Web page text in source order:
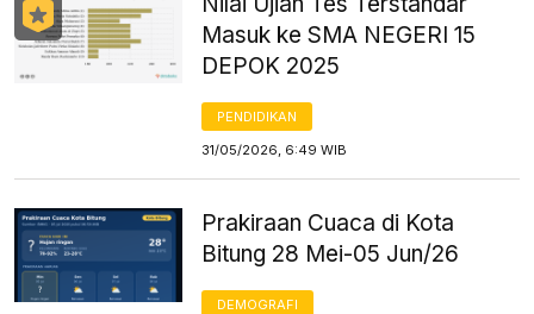
Masuk ke SMA NEGERI 15
DEPOK 2025
PENDIDIKAN
31/05/2026, 6:49 WIB
Prakiraan Cuaca di Kota
Bitung 28 Mei-05 Jun/26
DEMOGRAFI